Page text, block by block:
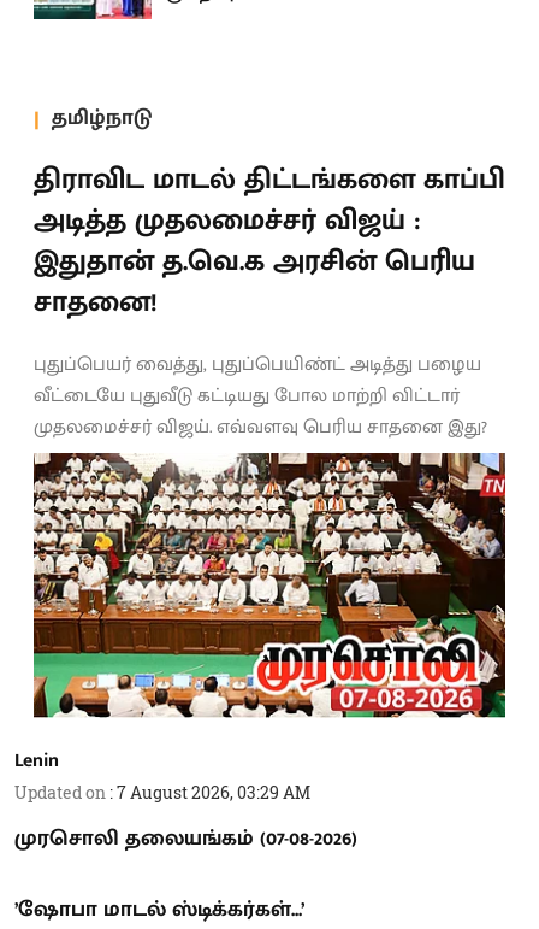
தமிழ்நாடு
திராவிட மாடல் திட்டங்களை காப்பி
அடித்த முதலமைச்சர் விஜய் :
இதுதான் த.வெ.க அரசின் பெரிய
சாதனை!
புதுப்பெயர் வைத்து, புதுப்பெயிண்ட் அடித்து பழைய
வீட்டையே புதுவீடு கட்டியது போல மாற்றி விட்டார்
முதலமைச்சர் விஜய். எவ்வளவு பெரிய சாதனை இது?
Lenin
Updated on :7 August 2026, 03:29 AM
முரசொலி தலையங்கம் (07-08-2026)
’ஷோபா மாடல் ஸ்டிக்கர்கள்...’